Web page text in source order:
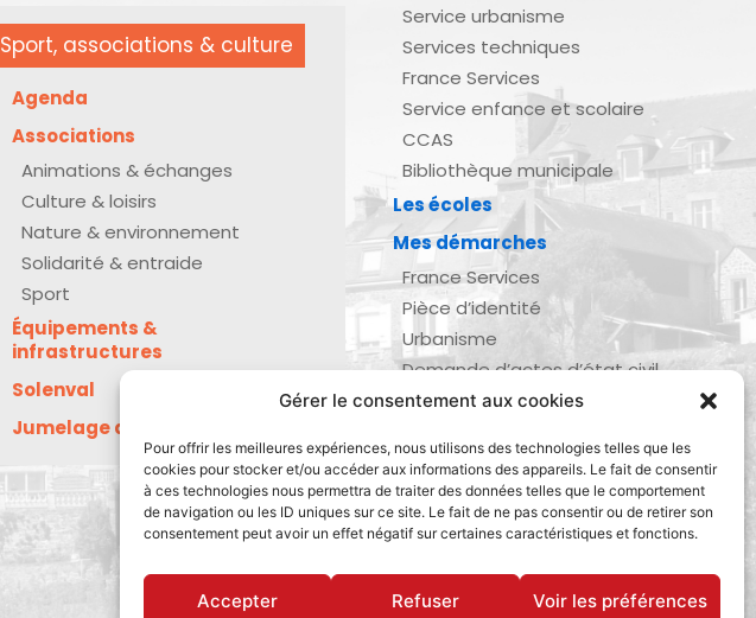
Gérer le consentement aux cookies
Pour offrir les meilleures expériences, nous utilisons des technologies telles que les
cookies pour stocker et/ou accéder aux informations des appareils. Le fait de consentir
à ces technologies nous permettra de traiter des données telles que le comportement
de navigation ou les ID uniques sur ce site. Le fait de ne pas consentir ou de retirer son
consentement peut avoir un effet négatif sur certaines caractéristiques et fonctions.
Accepter Refuser Voir les préférences
Sport, associations & culture
Agenda
Associations
Animations & échanges
Culture & loisirs
Nature & environnement
Solidarité & entraide
Sport
Équipements &
infrastructures
Solenval
Jumelage avec Kreuzau
Service urbanisme
Services techniques
France Services
Service enfance et scolaire
CCAS
Bibliothèque municipale
Les écoles
Mes démarches
France Services
Pièce d’identité
Urbanisme
Demande d’actes d’état civil
Se marier, se pacser
Recensement militaire
Le journal de ma ville
Gestion des déchets
Dinan Agglomération